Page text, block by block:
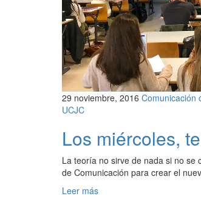
29 noviembre, 2016 Comunicación
UCJC
Los miércoles,
La teoría no sirve de nada si no se
de Comunicación para crear el
Leer más